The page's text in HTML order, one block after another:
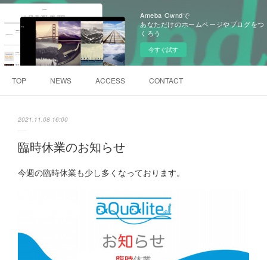
Ameba Owndで
あなただけのホームページやブログをつ
くろう
今すぐ試す
TOP NEWS ACCESS CONTACT
2021.11.08 16:00
臨時休業のお知らせ
今週の臨時休業も少し多くなっております。